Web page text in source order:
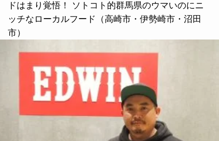
ドはまり覚悟！ ソトコト的群馬県のウマいのにニ
ッチなローカルフード（高崎市・伊勢崎市・沼田
市）